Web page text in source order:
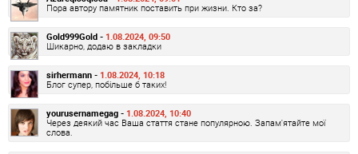
Пора автору памятник поставить при жизни. Кто за?
Gold999Gold - 1.08.2024, 09:50
Шикарно, додаю в закладки
sirhermann - 1.08.2024, 10:18
Блог супер, побільше б таких!
yourusernamegag - 1.08.2024, 10:40
Через деякий час Ваша стаття стане популярною. Запам'ятайте мої
слова.